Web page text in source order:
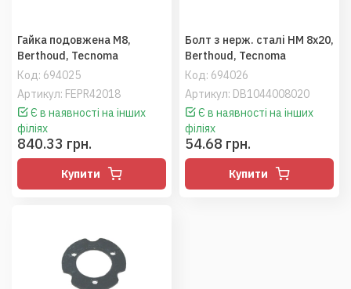
Код: 694025
Артикул: FEPR42018
Гайка подовжена M8,
Berthoud, Tecnoma
Є в наявності на інших
філіях
840.33 грн.
Купити
Код: 694026
Артикул: DB1044008020
Болт з нерж. сталі HM 8x20,
Berthoud, Tecnoma
Є в наявності на інших
філіях
54.68 грн.
Купити